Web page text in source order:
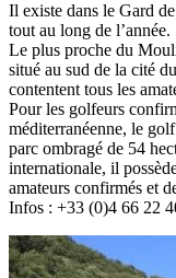
Il existe dans le Gard
tout au long de l’année.
Le plus proche du
situé au sud de la cité
contentent tous les
Pour les golfeurs
méditerranéenne, le
parc ombragé de 54
internationale, il
amateurs confirmés et
Infos : +33 (0)4 66 22